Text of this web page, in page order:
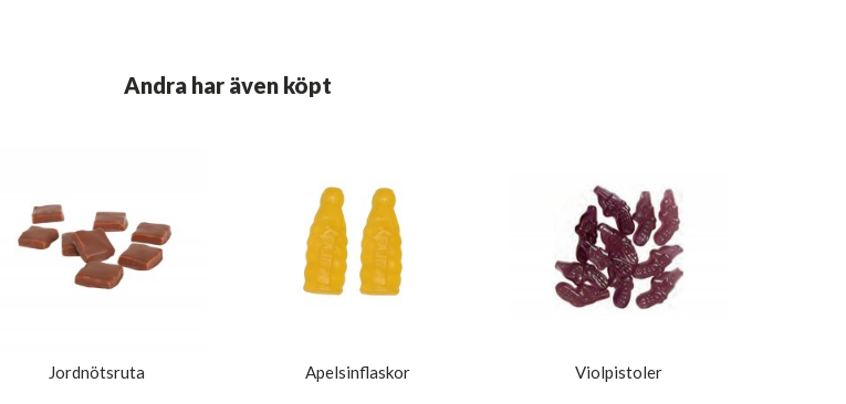
Andra har även köpt
Jordnötsruta Apelsinflaskor Violpistoler